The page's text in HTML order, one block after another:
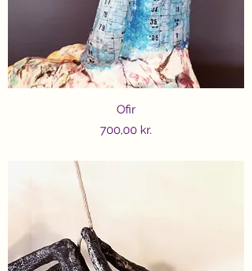
Ofir
Price
700,00 kr.